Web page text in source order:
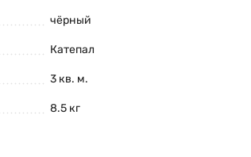
чёрный
Катепал
3 кв. м.
8.5 кг